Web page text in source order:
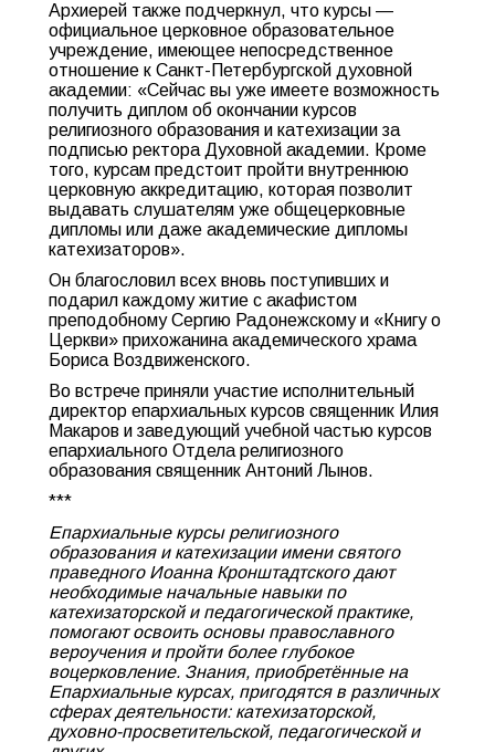
Архиерей также подчеркнул, что курсы —
официальное церковное образовательное
учреждение, имеющее непосредственное
отношение к Санкт-Петербургской духовной
академии: «Сейчас вы уже имеете возможность
получить диплом об окончании курсов
религиозного образования и катехизации за
подписью ректора Духовной академии. Кроме
того, курсам предстоит пройти внутреннюю
церковную аккредитацию, которая позволит
выдавать слушателям уже общецерковные
дипломы или даже академические дипломы
катехизаторов».
Он благословил всех вновь поступивших и
подарил каждому житие с акафистом
преподобному Сергию Радонежскому и «Книгу о
Церкви» прихожанина академического храма
Бориса Воздвиженского.
Во встрече приняли участие исполнительный
директор епархиальных курсов священник Илия
Макаров и заведующий учебной частью курсов
епархиального Отдела религиозного
образования священник Антоний Лынов.
***
Епархиальные курсы религиозного
образования и катехизации имени святого
праведного Иоанна Кронштадтского дают
необходимые начальные навыки по
катехизаторской и педагогической практике,
помогают освоить основы православного
вероучения и пройти более глубокое
воцерковление. Знания, приобретённые на
Епархиальные курсах, пригодятся в различных
сферах деятельности: катехизаторской,
духовно-просветительской, педагогической и